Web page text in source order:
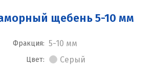
щебень 5-10 мм
Фракция: 5-10 мм
Цвет: Серый